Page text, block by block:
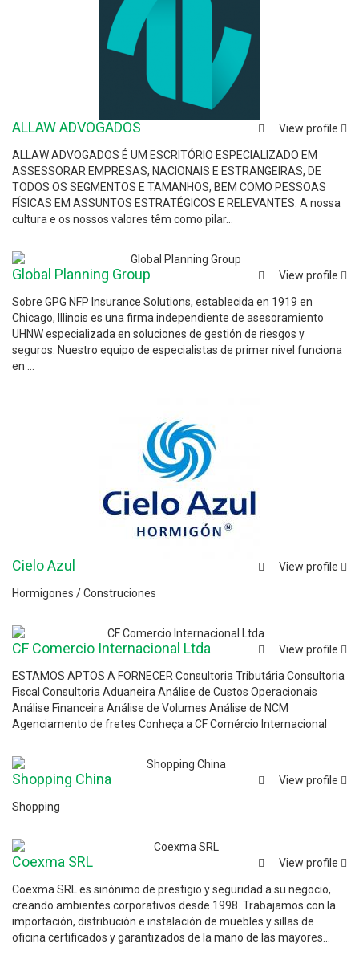
View profile
ALLAW ADVOGADOS
ALLAW ADVOGADOS É UM ESCRITÓRIO ESPECIALIZADO EM
ASSESSORAR EMPRESAS, NACIONAIS E ESTRANGEIRAS, DE
TODOS OS SEGMENTOS E TAMANHOS, BEM COMO PESSOAS
FÍSICAS EM ASSUNTOS ESTRATÉGICOS E RELEVANTES. A nossa
cultura e os nossos valores têm como pilar...
View profile
Global Planning Group
Sobre GPG NFP Insurance Solutions, establecida en 1919 en
Chicago, Illinois es una firma independiente de asesoramiento
UHNW especializada en soluciones de gestión de riesgos y
seguros. Nuestro equipo de especialistas de primer nivel funciona
en ...
View profile
Cielo Azul
Hormigones / Construciones
View profile
CF Comercio Internacional Ltda
ESTAMOS APTOS A FORNECER Consultoria Tributária Consultoria
Fiscal Consultoria Aduaneira Análise de Custos Operacionais
Análise Financeira Análise de Volumes Análise de NCM
Agenciamento de fretes Conheça a CF Comércio Internacional
View profile
Shopping China
Shopping
View profile
Coexma SRL
Coexma SRL es sinónimo de prestigio y seguridad a su negocio,
creando ambientes corporativos desde 1998. Trabajamos con la
importación, distribución e instalación de muebles y sillas de
oficina certificados y garantizados de la mano de las mayores...